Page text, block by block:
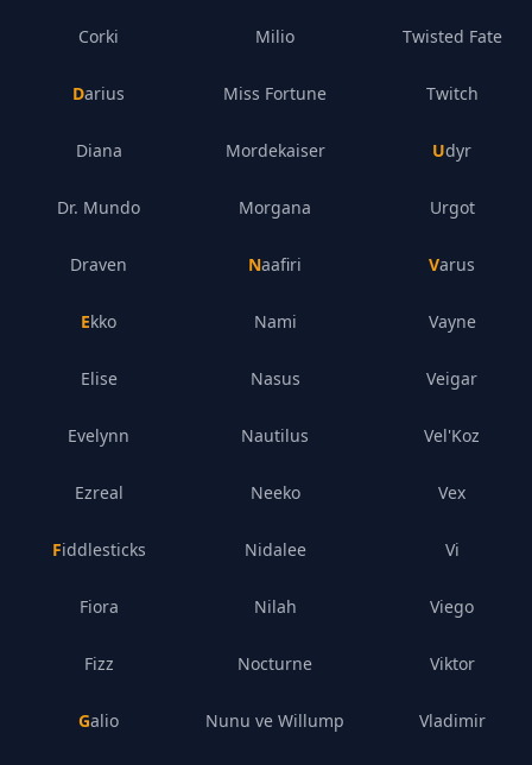
Corki
Darius
Diana
Dr. Mundo
Draven
Ekko
Elise
Evelynn
Ezreal
Fiddlesticks
Fiora
Fizz
Galio
Milio
Miss Fortune
Mordekaiser
Morgana
Naafiri
Nami
Nasus
Nautilus
Neeko
Nidalee
Nilah
Nocturne
Nunu ve Willump
Twisted Fate
Twitch
Udyr
Urgot
Varus
Vayne
Veigar
Vel'Koz
Vex
Vi
Viego
Viktor
Vladimir